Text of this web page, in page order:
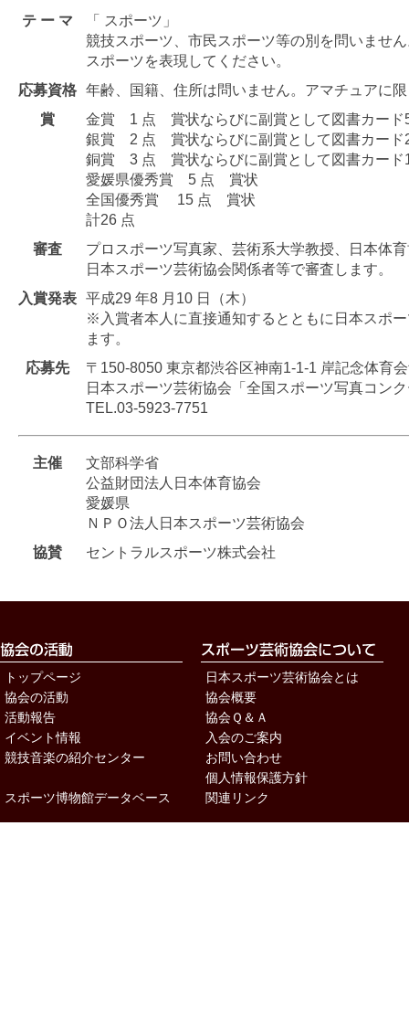
テ ー マ
「 スポーツ」
競技スポーツ、市民スポーツ等の別を問いませ
スポーツを表現してください。
応募資格 年齢、国籍、住所は問いません。アマチュアに
賞
金賞 1 点 賞状ならびに副賞として図書カード
銀賞 2 点 賞状ならびに副賞として図書カード
銅賞 3 点 賞状ならびに副賞として図書カード
愛媛県優秀賞 5 点 賞状
全国優秀賞 15 点 賞状
計26 点
審査
プロスポーツ写真家、芸術系大学教授、日本体
日本スポーツ芸術協会関係者等で審査します。
入賞発表 平成29 年8 月10 日（木）
※入賞者本人に直接通知するとともに日本スポ
ます。
応募先
〒150-8050 東京都渋谷区神南1-1-1 岸記念体育
日本スポーツ芸術協会「全国スポーツ写真コン
TEL.03-5923-7751
主催
文部科学省
公益財団法人日本体育協会
愛媛県
ＮＰＯ法人日本スポーツ芸術協会
協賛
セントラルスポーツ株式会社
トップページ
協会の活動
活動報告
イベント情報
競技音楽の紹介センター
スポーツ博物館データベース
日本スポーツ芸術協会とは
協会概要
協会Ｑ＆Ａ
入会のご案内
お問い合わせ
個人情報保護方針
関連リンク